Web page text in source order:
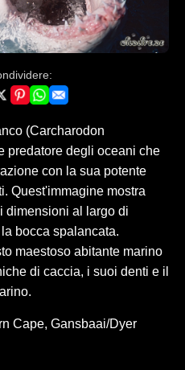
(Carcharodon
predatore degli oceani che
con la sua potente
Quest'immagine mostra
dimensioni al largo di
bocca spalancata.
maestoso abitante marino
di caccia, i suoi denti e il
Cape, Gansbaai/Dyer